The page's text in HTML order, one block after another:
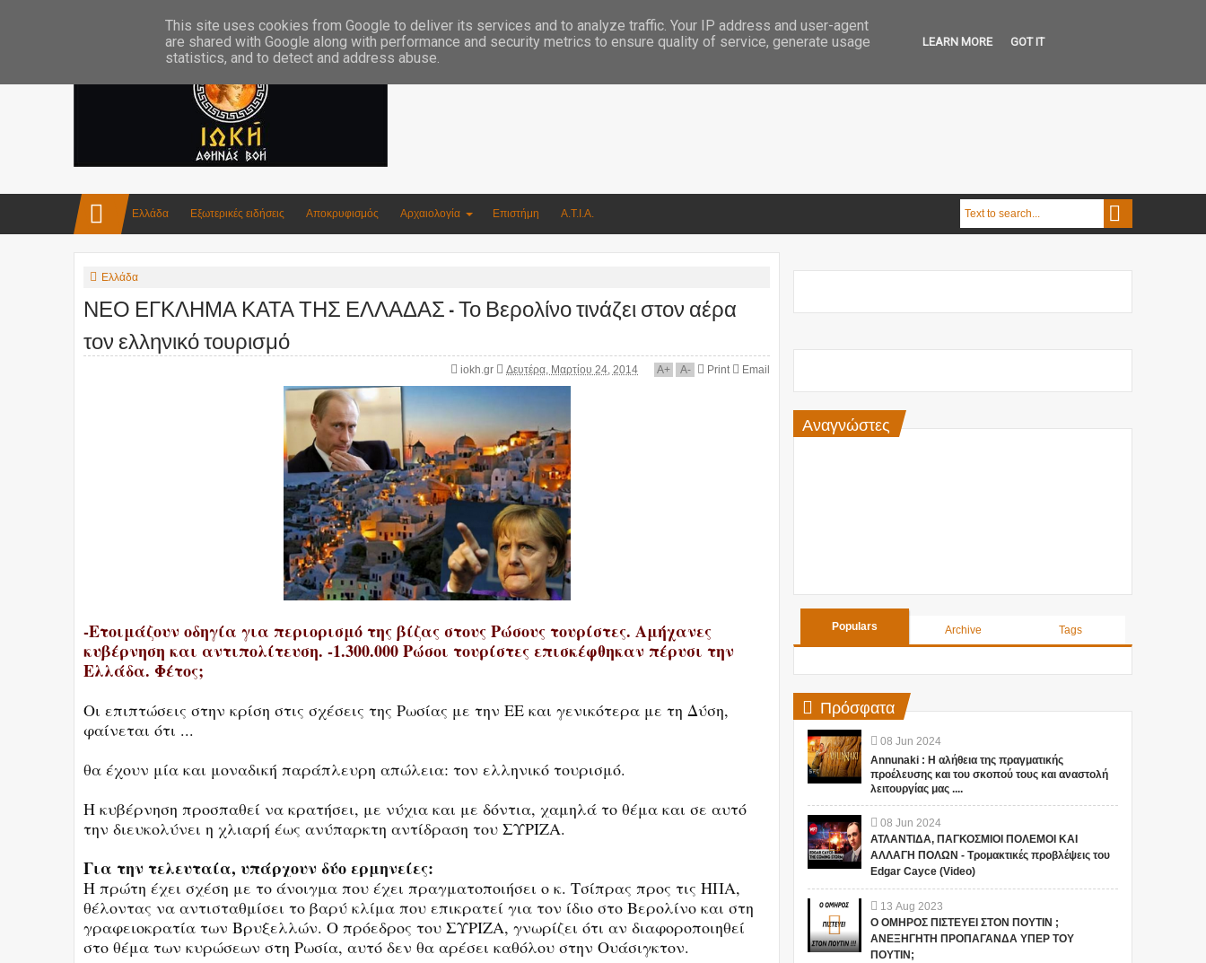
Ελλάδα Εξωτερικές ειδήσεις Αποκρυφισμός Αρχαιολογία Επιστήμη Α.Τ.Ι.Α.
Ελλάδα
ΝΕΟ ΕΓΚΛΗΜΑ ΚΑΤΑ ΤΗΣ ΕΛΛΑΔΑΣ - Το Βερολίνο τινάζει στον αέρα
τον ελληνικό τουρισμό
iokh.gr Δευτέρα, Μαρτίου 24, 2014 A+ A- Print Email
-Ετοιμάζουν οδηγία για περιορισμό της βίζας στους Ρώσους τουρίστες. Αμήχανες
κυβέρνηση και αντιπολίτευση. -1.300.000 Ρώσοι τουρίστες επισκέφθηκαν πέρυσι την
Ελλάδα. Φέτος;
Οι επιπτώσεις στην κρίση στις σχέσεις της Ρωσίας με την ΕΕ και γενικότερα με τη Δύση,
φαίνεται ότι ...
θα έχουν μία και μοναδική παράπλευρη απώλεια: τον ελληνικό τουρισμό.
Η κυβέρνηση προσπαθεί να κρατήσει, με νύχια και με δόντια, χαμηλά το θέμα και σε αυτό
την διευκολύνει η χλιαρή έως ανύπαρκτη αντίδραση του ΣΥΡΙΖΑ.
Για την τελευταία, υπάρχουν δύο ερμηνείες:
Η πρώτη έχει σχέση με το άνοιγμα που έχει πραγματοποιήσει ο κ. Τσίπρας προς τις ΗΠΑ,
θέλοντας να αντισταθμίσει το βαρύ κλίμα που επικρατεί για τον ίδιο στο Βερολίνο και στη
γραφειοκρατία των Βρυξελλών. Ο πρόεδρος του ΣΥΡΙΖΑ, γνωρίζει ότι αν διαφοροποιηθεί
στο θέμα των κυρώσεων στη Ρωσία, αυτό δεν θα αρέσει καθόλου στην Ουάσιγκτον.
Αναγνώστες
Populars Archive Tags
Πρόσφατα
08 Jun 2024
Annunaki : Η αλήθεια της πραγματικής
προέλευσης και του σκοπού τους και αναστολή
λειτουργίας μας ....
08 Jun 2024
ΑΤΛΑΝΤΙΔΑ, ΠΑΓΚΟΣΜΙΟΙ ΠΟΛΕΜΟΙ ΚΑΙ
ΑΛΛΑΓΗ ΠΟΛΩΝ - Τρομακτικές προβλέψεις του
Edgar Cayce (Video)
13 Aug 2023
Ο ΟΜΗΡΟΣ ΠΙΣΤΕΥΕΙ ΣΤΟΝ ΠΟΥΤΙΝ ;
ΑΝΕΞΗΓΗΤΗ ΠΡΟΠΑΓΑΝΔΑ ΥΠΕΡ ΤΟΥ
ΠΟΥΤΙΝ;
This site uses cookies from Google to deliver its services and to analyze traffic. Your IP address and user-agent
are shared with Google along with performance and security metrics to ensure quality of service, generate usage
statistics, and to detect and address abuse.
LEARN MORE GOT IT